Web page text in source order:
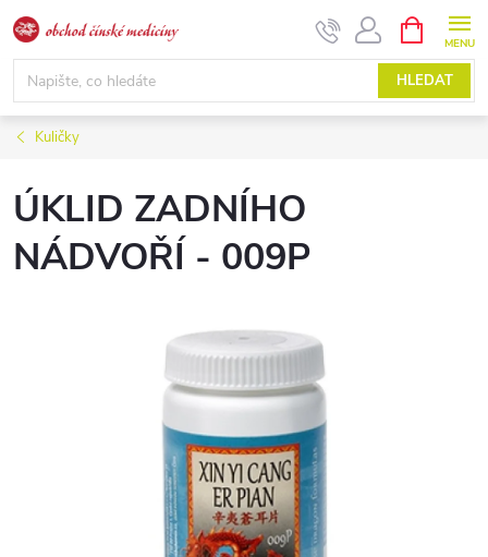
Přejít
na
obsah
HLEDAT
NÁKUPNÍ
KOŠÍK
Kuličky
ÚKLID ZADNÍHO
NÁDVOŘÍ - 009P